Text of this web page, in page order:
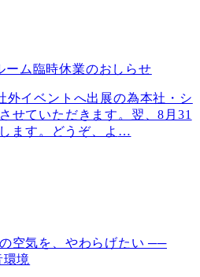
ム臨時休業のおしらせ
外イベントへ出展の為本社・シ
せていただきます。翌、8月31
ます。どうぞ、よ …
空気を、やわらげたい ──
境